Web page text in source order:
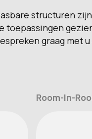
structuren
graag met
Room-In-